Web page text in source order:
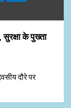
के पुख्ता
दौरे पर